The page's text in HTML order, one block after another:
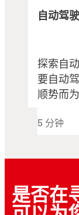
自动驾
探索自
要自动
顺势而为
5 分钟
是否在